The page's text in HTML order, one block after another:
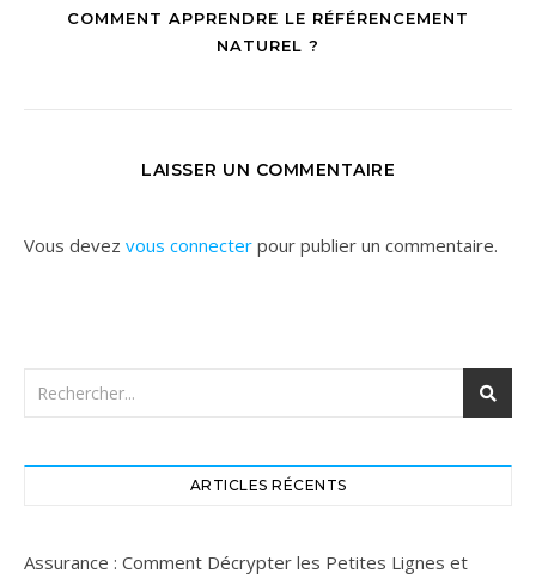
COMMENT APPRENDRE LE RÉFÉRENCEMENT
NATUREL ?
LAISSER UN COMMENTAIRE
Vous devez vous connecter pour publier un commentaire.
ARTICLES RÉCENTS
Assurance : Comment Décrypter les Petites Lignes et